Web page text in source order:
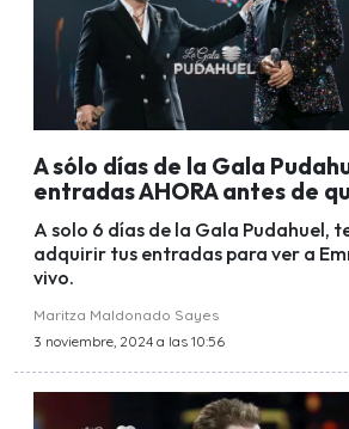
A sólo días de la Gala
entradas AHORA antes de
A solo 6 días de la Gala Pudahuel,
adquirir tus entradas para ver a
vivo.
Maritza Maldonado Sayes
3 noviembre, 2024 a las 10:56